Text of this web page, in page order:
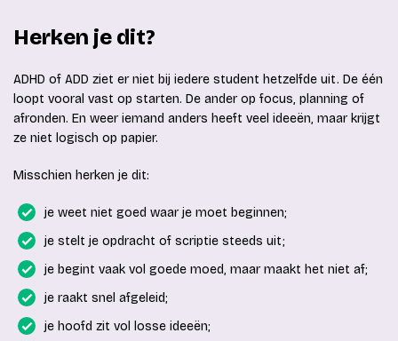
Herken je dit?
ADHD of ADD ziet er niet bij iedere student hetzelfde uit. De één
loopt vooral vast op starten. De ander op focus, planning of
afronden. En weer iemand anders heeft veel ideeën, maar krijgt
ze niet logisch op papier.
Misschien herken je dit:
je weet niet goed waar je moet beginnen;
je stelt je opdracht of scriptie steeds uit;
je begint vaak vol goede moed, maar maakt het niet af;
je raakt snel afgeleid;
je hoofd zit vol losse ideeën;